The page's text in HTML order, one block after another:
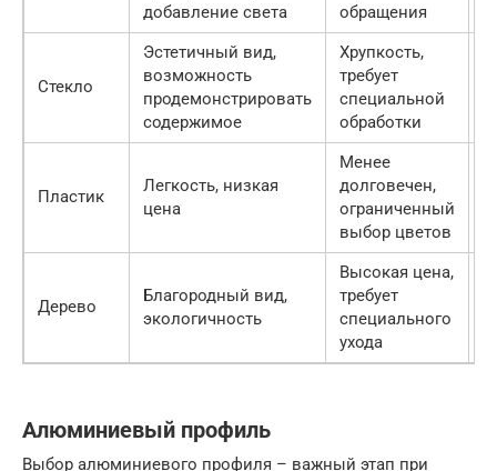
добавление света
обращения
Стекло
Эстетичный вид,
возможность
продемонстрировать
содержимое
Хрупкость,
требует
специальной
обработки
Пластик
Легкость, низкая
цена
Менее
долговечен,
ограниченный
выбор цветов
Дерево
Благородный вид,
экологичность
Высокая цена,
требует
специального
ухода
Алюминиевый профиль
Выбор алюминиевого профиля – важный этап при